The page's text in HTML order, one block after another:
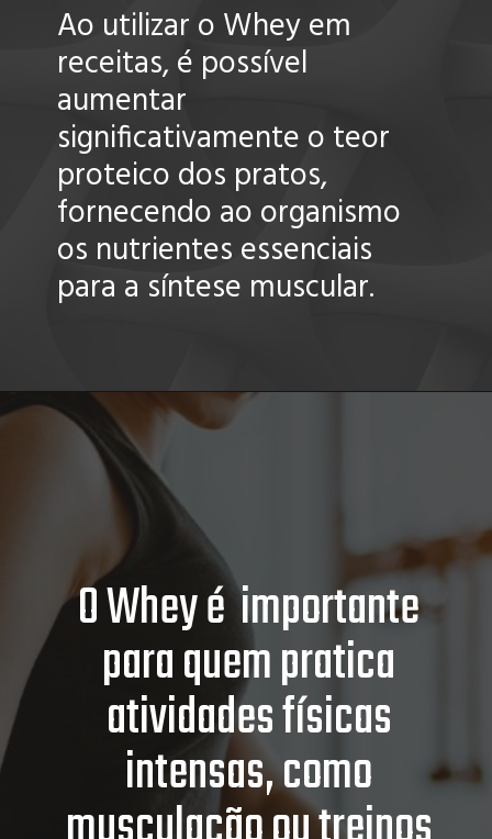
Ao utilizar o Whey em
receitas, é possível
aumentar
significativamente o teor
proteico dos pratos,
fornecendo ao organismo
os nutrientes essenciais
para a síntese muscular.
O Whey é importante
para quem pratica
atividades físicas
intensas, como